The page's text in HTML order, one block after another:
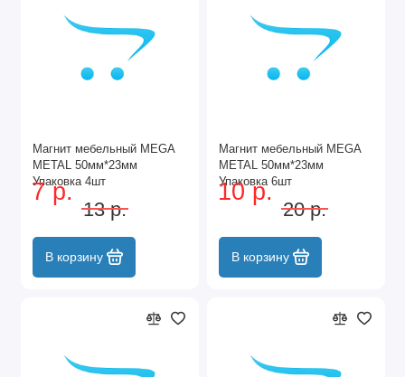
Магнит мебельный MEGA
METAL 50мм*23мм
Упаковка 4шт
7 р.
13 р.
В корзину
Магнит мебельный MEGA
METAL 50мм*23мм
Упаковка 6шт
10 р.
20 р.
В корзину